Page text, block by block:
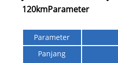
120kmParameter
Parameter
Panjang